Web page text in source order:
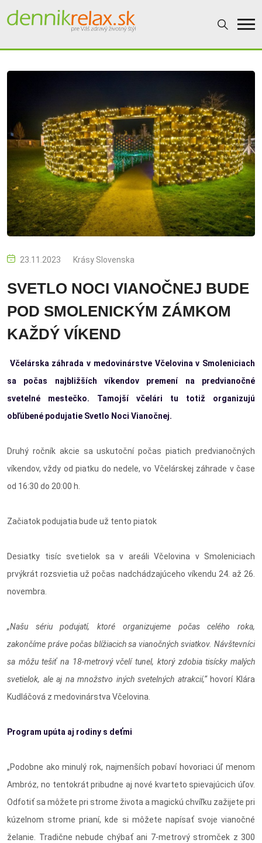
23.11.2023 Krásy Slovenska
SVETLO NOCI VIANOČNEJ BUDE
POD SMOLENICKÝM ZÁMKOM
KAŽDÝ VÍKEND
Včelárska záhrada v medovinárstve Včelovina v Smoleniciach
sa počas najbližších víkendov premení na predvianočné
svetelné mestečko. Tamojší včelári tu totiž organizujú
obľúbené podujatie Svetlo Noci Vianočnej.
Druhý ročník akcie sa uskutoční počas piatich predvianočných
víkendov, vždy od piatku do nedele, vo Včelárskej záhrade v čase
od 16:30 do 20:00 h.
Začiatok podujatia bude už tento piatok
Desiatky tisíc svetielok sa v areáli Včelovina v Smoleniciach
prvýkrát rozsvietia už počas nadchádzajúceho víkendu 24. až 26.
novembra.
„Našu sériu podujatí, ktoré organizujeme počas celého roka,
zakončíme práve počas blížiacich sa vianočných sviatkov. Návštevníci
sa môžu tešiť na 18-metrový včelí tunel, ktorý zdobia tisícky malých
svetielok, ale aj na množstvo iných svetelných atrakcií,“hovorí Klára
Kudláčová z medovinárstva Včelovina.
Program upúta aj rodiny s deťmi
„Podobne ako minulý rok, najmenších pobaví hovoriaci úľ menom
Ambróz, no tentokrát pribudne aj nové kvarteto spievajúcich úľov.
Odfotiť sa môžete pri strome života a magickú chvíľku zažijete pri
kúzelnom strome prianí, kde si môžete napísať svoje vianočné
želanie. Tradične nebude chýbať ani 7-metrový stromček z 300